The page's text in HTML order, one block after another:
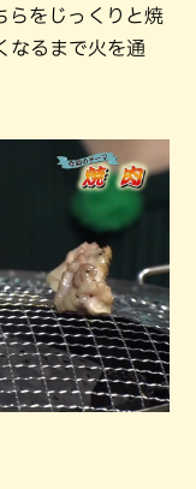
らをじっくりと焼
なるまで火を通